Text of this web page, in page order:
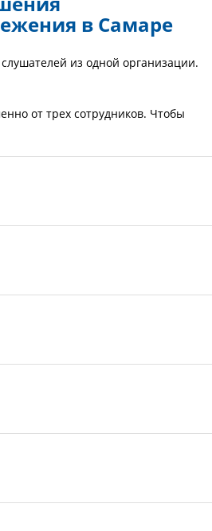
в Самаре
из одной организации.
от трех сотрудников. Чтобы